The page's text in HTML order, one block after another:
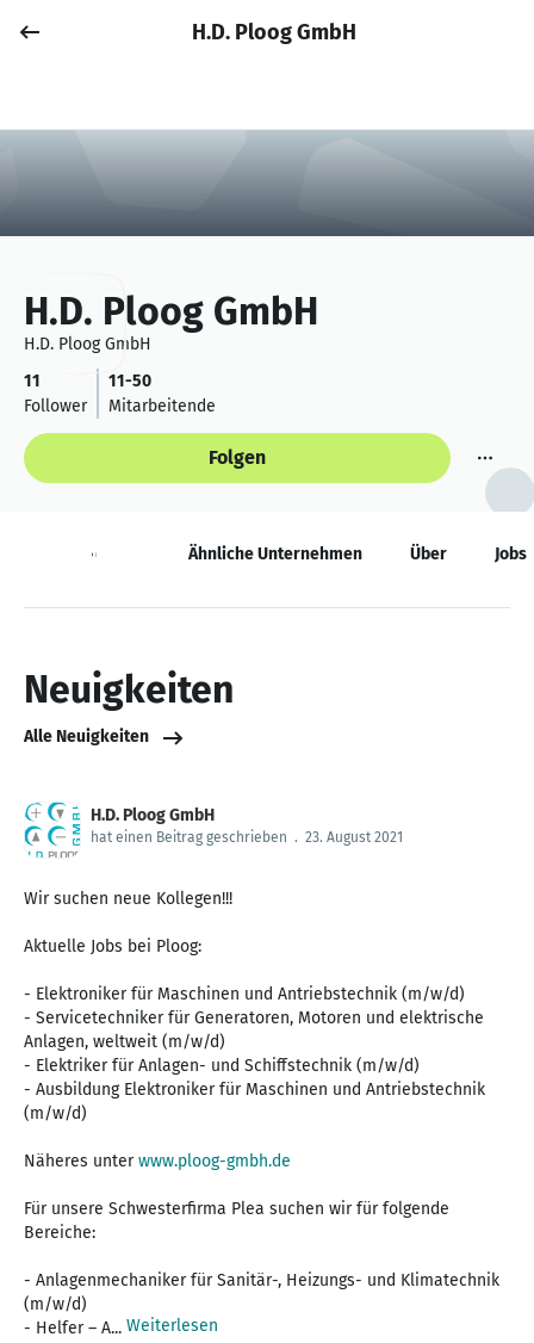
Anmelden
H.D. Ploog GmbH
H.D. Ploog GmbH
H.D. Ploog GmbH
11
Follower
11-50
Mitarbeitende
Folgen
Neuigkeiten Ähnliche Unternehmen Über Jobs
Neuigkeiten
Alle Neuigkeiten
H.D. Ploog GmbH
hat einen Beitrag geschrieben . 23. August 2021
Wir suchen neue Kollegen!!!
Aktuelle Jobs bei Ploog:
- Elektroniker für Maschinen und Antriebstechnik (m/w/d)
- Servicetechniker für Generatoren, Motoren und elektrische
Anlagen, weltweit (m/w/d)
- Elektriker für Anlagen- und Schiffstechnik (m/w/d)
- Ausbildung Elektroniker für Maschinen und Antriebstechnik
(m/w/d)
Näheres unterwww.ploog-gmbh.de
Für unsere Schwesterfirma Plea suchen wir für folgende
Bereiche:
- Anlagenmechaniker für Sanitär-, Heizungs- und Klimatechnik
(m/w/d)
- Helfer – A... Weiterlesen